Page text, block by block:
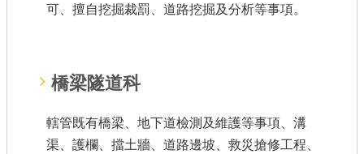
常見問答
隱私權政策
政府網站資料開放宣告
可、擅自挖掘裁罰、道路挖掘及分析等事項。
橋梁隧道科
轄管既有橋梁、地下道檢測及維護等事項、溝
渠、護欄、擋土牆、道路邊坡、救災搶修工程、